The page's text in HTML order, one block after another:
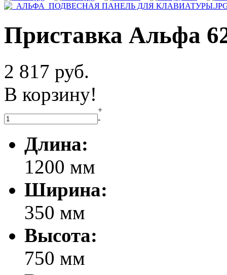
Приставка Альфа
2 817 руб.
В корзину!
+
-
Длина:
1200 мм
Ширина:
350 мм
Высота:
750 мм